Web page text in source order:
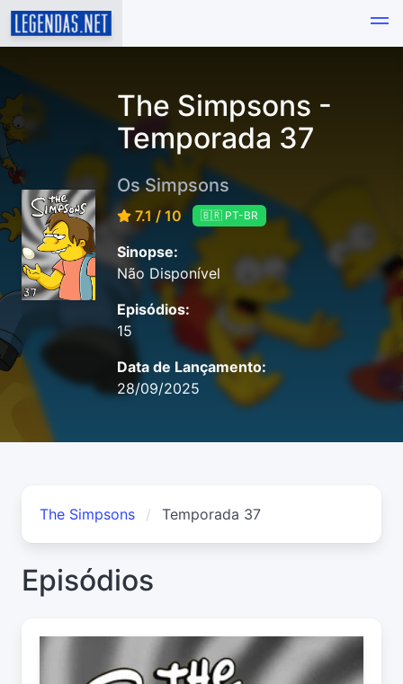
The Simpsons -
Temporada 37
Os Simpsons
7.1 / 10 🇧🇷 PT-BR
Sinopse:
Não Disponível
Episódios:
15
Data de Lançamento:
28/09/2025
The Simpsons Temporada 37
Episódios